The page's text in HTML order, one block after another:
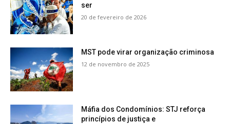
ser
20 de fevereiro de 2026
MST pode virar organização criminosa
12 de novembro de 2025
Máfia dos Condomínios: STJ reforça
princípios de justiça e